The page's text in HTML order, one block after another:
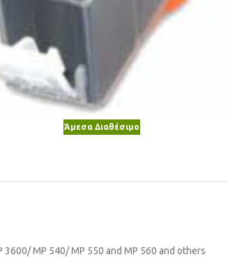
Άμεσα Διαθέσιμο
3600/ MP 540/ MP 550 and MP 560 and others